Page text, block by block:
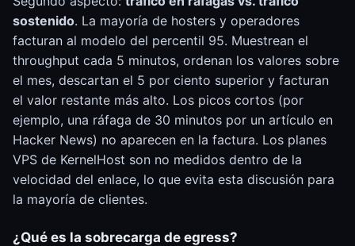
sostenido. La mayoría de hosters y operadores
facturan al modelo del percentil 95. Muestrean el
throughput cada 5 minutos, ordenan los valores sobre
el mes, descartan el 5 por ciento superior y facturan
el valor restante más alto. Los picos cortos (por
ejemplo, una ráfaga de 30 minutos por un artículo en
Hacker News) no aparecen en la factura. Los planes
VPS de KernelHost son no medidos dentro de la
velocidad del enlace, lo que evita esta discusión para
la mayoría de clientes.
¿Qué es la sobrecarga de egress?